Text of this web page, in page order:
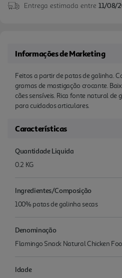
Entrega estimada entre 11/08/
Informações de Marketing
Feitos a partir de patas de galinha.
gramas de mastigação crocante.
cães sensíveis. Rica fonte natural de
para cuidados articulares.
Características
Quantidade Liquida
0.2 KG
Ingredientes/Composição
100% patas de galinha secas
Denominação
Flamingo Snack Natural Chicken
Idade